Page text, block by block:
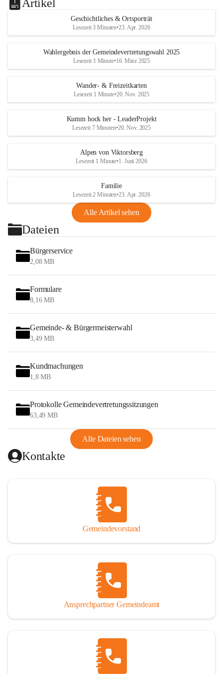
Artikel
Geschichtliches & Ortsporträt
Lesezeit 3 Minuten•23. Apr. 2026
Wahlergebnis der Gemeindevertretungswahl 2025
Lesezeit 1 Minute•16. März 2025
Wander- & Freizeitkarten
Lesezeit 1 Minute•20. Nov. 2025
Kumm hock her - LeaderProjekt
Lesezeit 7 Minuten•20. Nov. 2025
Alpen von Viktorsberg
Lesezeit 1 Minute•1. Juni 2026
Familie
Lesezeit 2 Minuten•23. Apr. 2026
Alle Artikel sehen
Dateien
Bürgerservice
2,08 MB
Formulare
8,16 MB
Gemeinde- & Bürgermeisterwahl
3,49 MB
Kundmachungen
1,8 MB
Protokolle Gemeindevertretungssitzungen
63,49 MB
Alle Dateien sehen
Kontakte
Gemeindevorstand
Ansprechpartner Gemeindeamt